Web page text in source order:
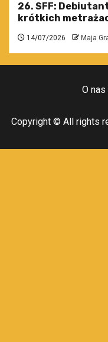
26. SFF:
krótkich
14/07/2026 Maja
O nas
Copyright © All rights